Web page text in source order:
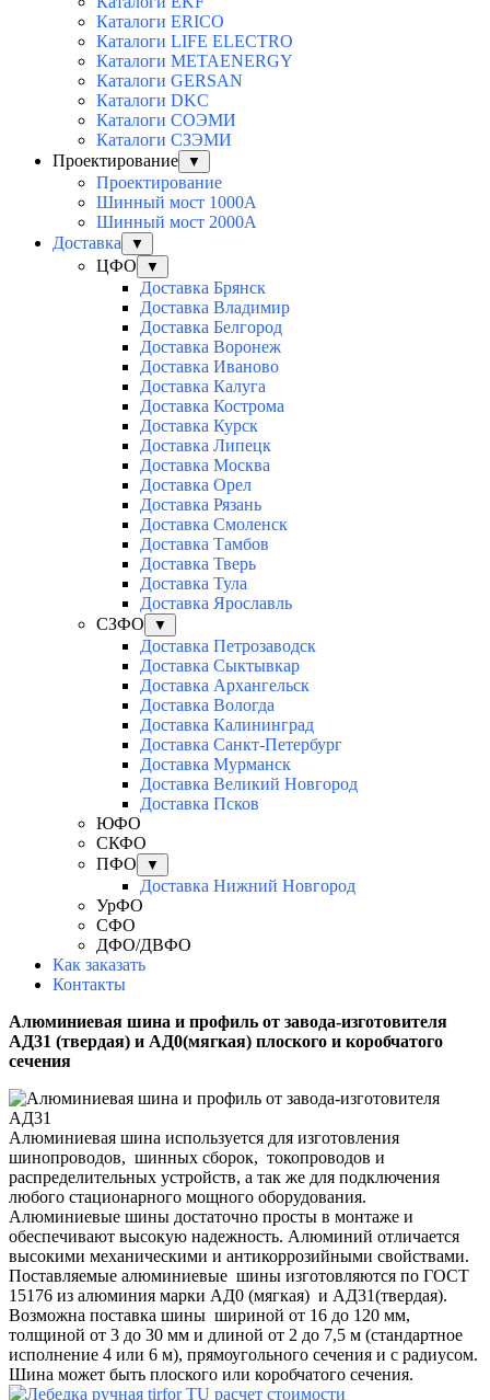
Каталоги ERICO
Каталоги LIFE ELECTRO
Каталоги METAENERGY
Каталоги GERSAN
Каталоги DKC
Каталоги СОЭМИ
Каталоги СЗЭМИ
Проектирование
▼
Проектирование
Шинный мост 1000А
Шинный мост 2000А
Доставка
▼
ЦФО ▼
Доставка Брянск
Доставка Владимир
Доставка Белгород
Доставка Воронеж
Доставка Иваново
Доставка Калуга
Доставка Кострома
Доставка Курск
Доставка Липецк
Доставка Москва
Доставка Орел
Доставка Рязань
Доставка Смоленск
Доставка Тамбов
Доставка Тверь
Доставка Тула
Доставка Ярославль
СЗФО
▼
Доставка Петрозаводск
Доставка Сыктывкар
Доставка Архангельск
Доставка Вологда
Доставка Калининград
Доставка Санкт-Петербург
Доставка Мурманск
Доставка Великий Новгород
Доставка Псков
ЮФО
СКФО
ПФО
▼
Доставка Нижний Новгород
УрФО
СФО
ДФО/ДВФО
Как заказать
Контакты
Алюминиевая шина и профиль от завода-изготовителя
АД31 (твердая) и АД0(мягкая) плоского и коробчатого
сечения
Алюминиевая шина используется для изготовления
шинопроводов, шинных сборок, токопроводов и
распределительных устройств, а так же для подключения
любого стационарного мощного оборудования.
Алюминиевые шины достаточно просты в монтаже и
обеспечивают высокую надежность. Алюминий отличается
высокими механическими и антикоррозийными свойствами.
Поставляемые алюминиевые шины изготовляются по ГОСТ
15176 из алюминия марки АД0 (мягкая) и АД31(твердая).
Возможна поставка шины шириной от 16 до 120 мм,
толщиной от 3 до 30 мм и длиной от 2 до 7,5 м (стандартное
исполнение 4 или 6 м), прямоугольного сечения и с радиусом.
Шина может быть плоского или коробчатого сечения.